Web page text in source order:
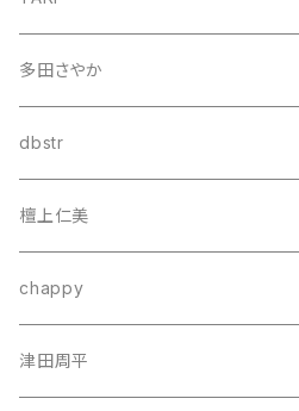
多田さやか
dbstr
檀上仁美
chappy
津田周平